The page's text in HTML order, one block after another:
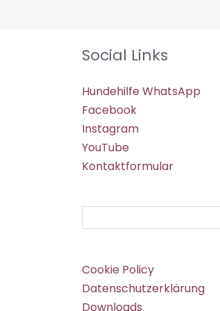
Social Links
Hundehilfe WhatsApp
Facebook
Instagram
YouTube
Kontaktformular
Cookie Policy
Datenschutzerklärung
Downloads